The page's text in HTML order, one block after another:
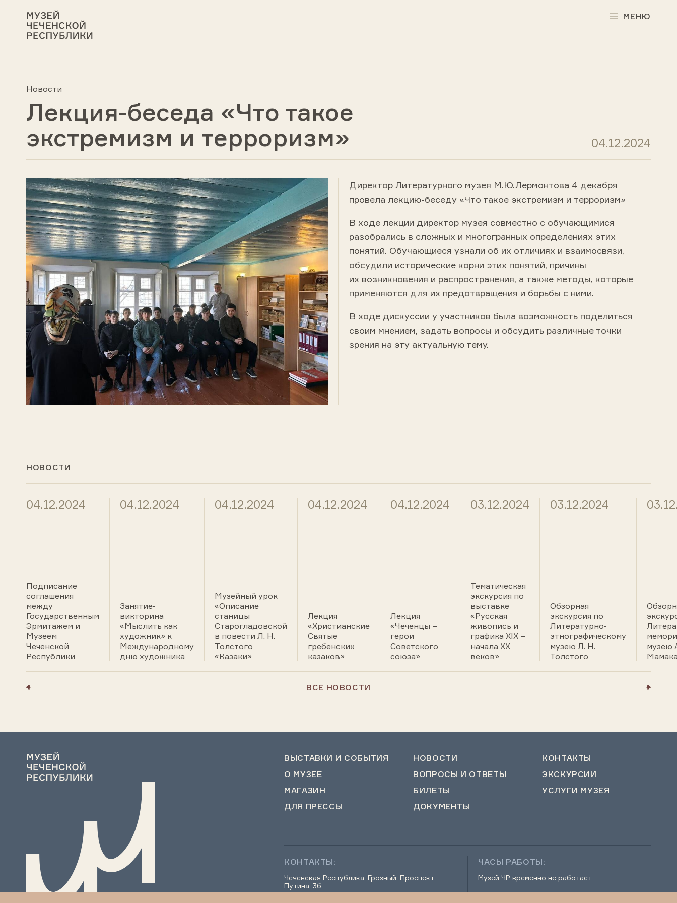
МЕНЮ
Новости
Лекция-беседа «Что такое
экстремизм и терроризм»
04.12.2024
Директор Литературного музея М.Ю.Лермонтова 4 декабря
провела лекцию-беседу «Что такое экстремизм и терроризм»
В ходе лекции директор музея совместно с обучающимися
разобрались в сложных и многогранных определениях этих
понятий. Обучающиеся узнали об их отличиях и взаимосвязи,
обсудили исторические корни этих понятий, причины
их возникновения и распространения, а также методы, которые
применяются для их предотвращения и борьбы с ними.
В ходе дискуссии у участников была возможность поделиться
своим мнением, задать вопросы и обсудить различные точки
зрения на эту актуальную тему.
НОВОСТИ
04.12.2024
Подписание
соглашения
между
Государственным
Эрмитажем и
Музеем
Чеченской
Республики
04.12.2024
Занятие-
викторина
«Мыслить как
художник» к
Международному
дню художника
04.12.2024
Музейный урок
«Описание
станицы
Старогладовской
в повести Л. Н.
Толстого
«Казаки»
04.12.2024
Лекция
«Христианские
Святые
гребенских
казаков»
04.12.2024
Лекция
«Чеченцы –
герои
Советского
союза»
03.12.2024
Тематическая
экскурсия по
выставке
«Русская
живопись и
графика ХIХ –
начала ХХ
веков»
03.12.2024
Обзорная
экскурсия по
Литературно-
этнографическому
музею Л. Н.
Толстого
музею
ВСЕ НОВОСТИ
ВЫСТАВКИ И СОБЫТИЯ НОВОСТИ
КОНТАКТЫ
О МУЗЕЕ
ВОПРОСЫ И ОТВЕТЫ
ЭКСКУРСИИ
МАГАЗИН
БИЛЕТЫ
УСЛУГИ МУЗЕЯ
ДЛЯ ПРЕССЫ
ДОКУМЕНТЫ
КОНТАКТЫ:
Чеченская Республика, Грозный, Проспект
Путина, 3б
ЧАСЫ РАБОТЫ:
Музей ЧР временно не работает